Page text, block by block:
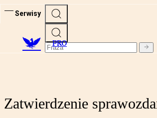
Serwisy
PRO
Zatwierdzenie